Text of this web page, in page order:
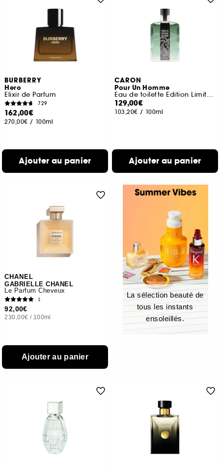
BURBERRY
Hero
Elixir de Parfum
729
162,00€
270,00€ / 100ml
Ajouter au panier
CARON
Pour Un Homme
Eau de toilette Edition Limitée Collab Gitana
129,00€
103,20€ / 100ml
Ajouter au panier
CHANEL
GABRIELLE CHANEL
Le Parfum Cheveux
1
92,00€
230,00€ / 100ml
Ajouter au panier
La sélection beauté de
tous les instants
ensoleillés.